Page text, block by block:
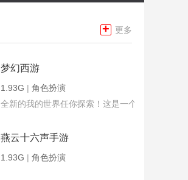
+ 更多
梦幻西游
1.93G | 角色扮演
全新的我的世界任你探索！这是一个小提示字段。
燕云十六声手游
1.93G | 角色扮演